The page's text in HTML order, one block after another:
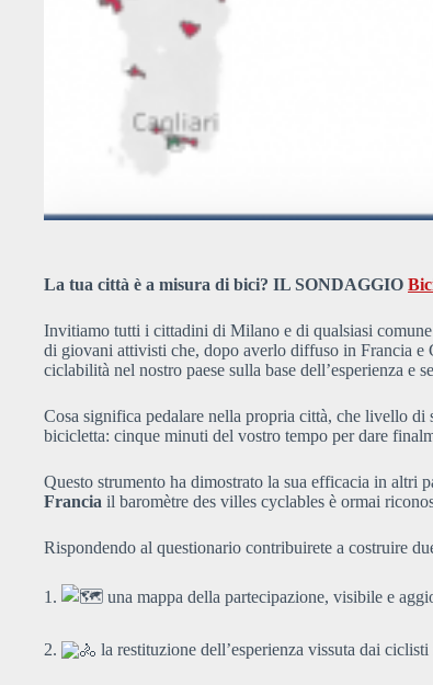
La tua città è a misura di bici? IL SONDAGGIO
Invitiamo tutti i cittadini di Milano e di qualsiasi
di giovani attivisti che, dopo averlo diffuso in Francia e
ciclabilità nel nostro paese sulla base dell’esperienza e
Cosa significa pedalare nella propria città, che livello
bicicletta: cinque minuti del vostro tempo per dare
Questo strumento ha dimostrato la sua efficacia in altri
Francia il baromètre des villes cyclables è ormai
Rispondendo al questionario contribuirete a costruire
1. una mappa della partecipazione, visibile e
2. la restituzione dell’esperienza vissuta dai